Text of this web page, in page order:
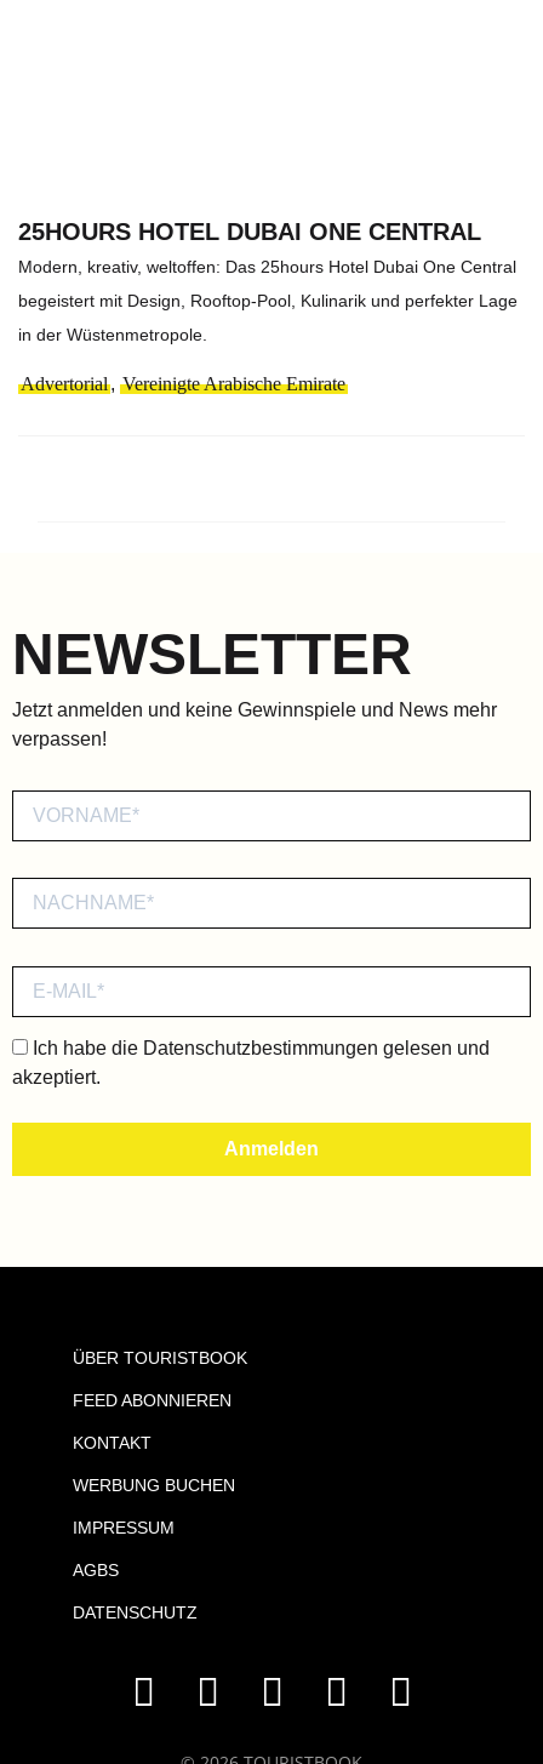
25HOURS HOTEL DUBAI ONE CENTRAL
Modern, kreativ, weltoffen: Das 25hours Hotel Dubai One Central
begeistert mit Design, Rooftop-Pool, Kulinarik und perfekter Lage
in der Wüstenmetropole.
Advertorial, Vereinigte Arabische Emirate
NEWSLETTER
Jetzt anmelden und keine Gewinnspiele und News mehr
verpassen!
Ich habe die Datenschutzbestimmungen gelesen und
akzeptiert.
ÜBER TOURISTBOOK
FEED ABONNIEREN
KONTAKT
WERBUNG BUCHEN
IMPRESSUM
AGBS
DATENSCHUTZ